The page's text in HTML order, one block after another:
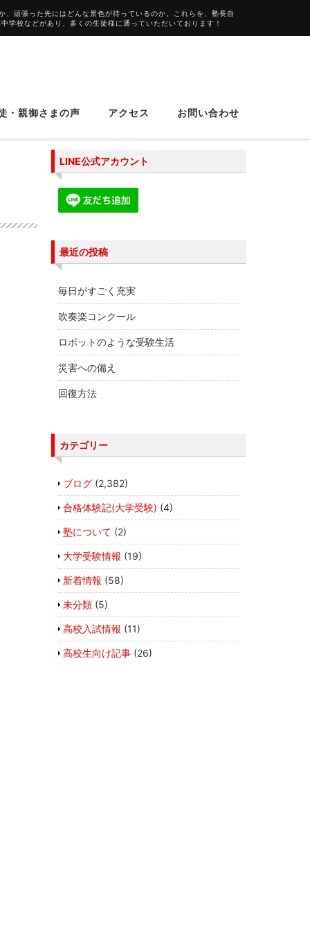
頑張った先にはどんな景色が待っているのか。これらを、塾長自
学校などがあり、多くの生徒様に通っていただいております！
・親御さまの声 アクセス お問い合わせ
LINE公式アカウント
最近の投稿
毎日がすごく充実
吹奏楽コンクール
ロボットのような受験生活
災害への備え
回復方法
カテゴリー
ブログ(2,382)
合格体験記(大学受験) (4)
塾について (2)
大学受験情報 (19)
新着情報 (58)
未分類(5)
高校入試情報 (11)
高校生向け記事(26)